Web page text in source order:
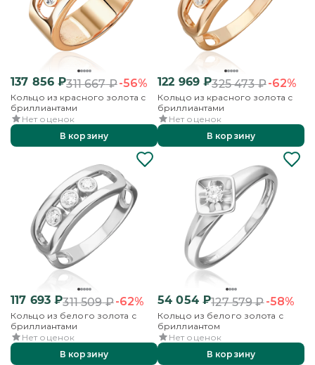
137 856 ₽311 667₽-56%
Кольцо из красного золота с
бриллиантами
Нет оценок
В корзину
122 969 ₽325 473₽-62%
Кольцо из красного золота с
бриллиантами
Нет оценок
В корзину
117 693 ₽311 509₽-62%
Кольцо из белого золота с
бриллиантами
Нет оценок
В корзину
54 054₽127 579₽-58%
Кольцо из белого золота с
бриллиантом
Нет оценок
В корзину